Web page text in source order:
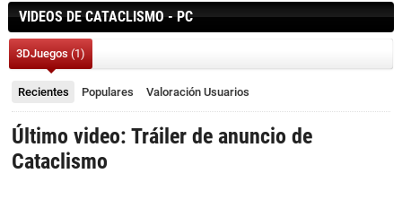
VIDEOS DE CATACLISMO - PC
3DJuegos (1)
Recientes Populares Valoración Usuarios
Último video: Tráiler de anuncio de
Cataclismo